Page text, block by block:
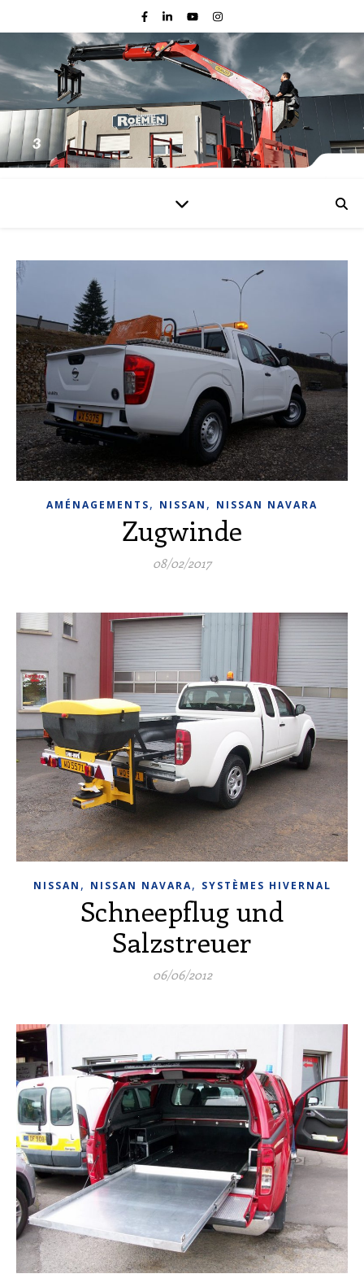
AMÉNAGEMENTS, NISSAN , NISSAN NAVARA
Zugwinde
08/02/2017
NISSAN , NISSAN NAVARA, SYSTÈMES HIVERNAL
Schneepflug und
Salzstreuer
06/06/2012